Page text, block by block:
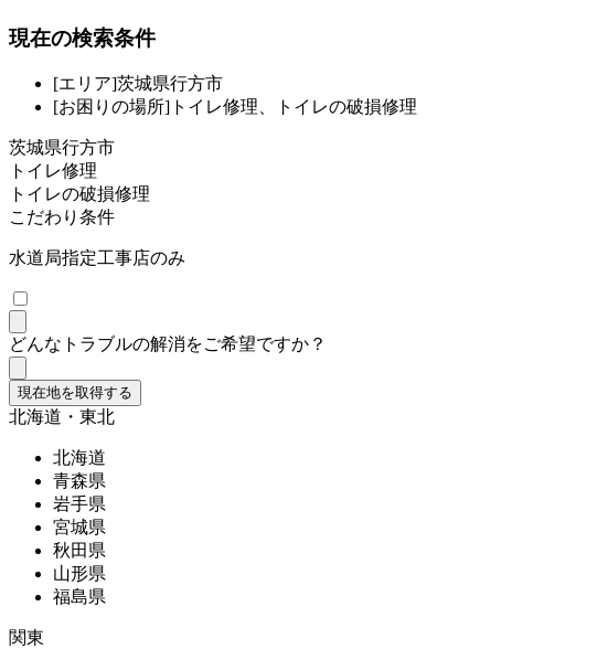
現在の検索条件
[エリア]茨城県行方市
[お困りの場所]トイレ修理、トイレの破損修理
茨城県行方市
トイレ修理
トイレの破損修理
こだわり条件
水道局指定工事店のみ
どんなトラブルの解消をご希望ですか？
現在地を取得する
北海道・東北
北海道
青森県
岩手県
宮城県
秋田県
山形県
福島県
関東